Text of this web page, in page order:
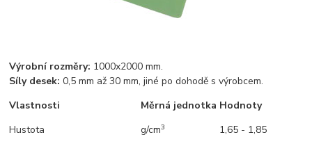
Výrobní rozměry: 1000x2000 mm.
Síly desek: 0,5 mm až 30 mm, jiné po dohodě s výrobcem.
Vlastnosti
Měrná jednotka Hodnoty
Hustota
g/cm3
1,65 - 1,85